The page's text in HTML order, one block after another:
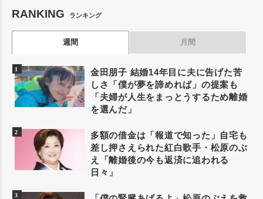
RANKING ランキング
週間 月間
金田朋子 結婚14年目に夫に告げた苦
しさ「僕が夢を諦めれば」の提案も
「夫婦が人生をまっとうするため離婚
を選んだ」
多額の借金は「報道で知った」自宅も
差し押さえられた紅白歌手・松原のぶ
え「離婚後の今も返済に追われる
日々」